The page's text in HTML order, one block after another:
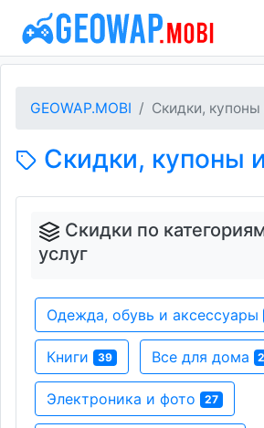
GEOWAP.MOBI Скидки, купоны
Скидки, купоны
Скидки по
услуг
Одежда, обувь и аксессуары
Книги 39 Все для дома
Электроника и фото 27